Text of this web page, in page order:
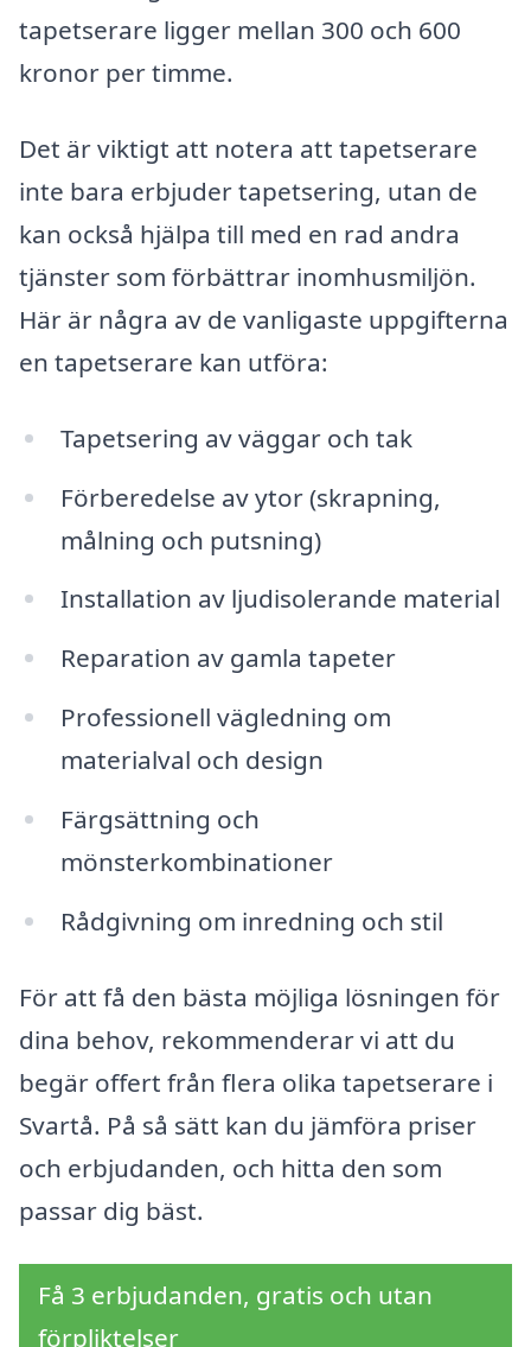
tapetserare ligger mellan 300 och 600
kronor per timme.
Det är viktigt att notera att tapetserare
inte bara erbjuder tapetsering, utan de
kan också hjälpa till med en rad andra
tjänster som förbättrar inomhusmiljön.
Här är några av de vanligaste uppgifterna
en tapetserare kan utföra:
Tapetsering av väggar och tak
Förberedelse av ytor (skrapning,
målning och putsning)
Installation av ljudisolerande material
Reparation av gamla tapeter
Professionell vägledning om
materialval och design
Färgsättning och
mönsterkombinationer
Rådgivning om inredning och stil
För att få den bästa möjliga lösningen för
dina behov, rekommenderar vi att du
begär offert från flera olika tapetserare i
Svartå. På så sätt kan du jämföra priser
och erbjudanden, och hitta den som
passar dig bäst.
Få 3 erbjudanden, gratis och utan
förpliktelser